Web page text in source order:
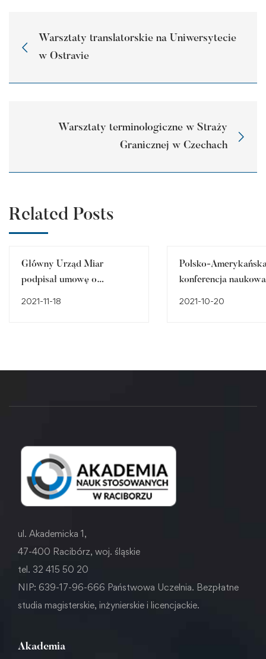
Warsztaty translatorskie na Uniwersytecie
w Ostravie
Warsztaty terminologiczne w Straży
Granicznej w Czechach
Related Posts
Główny Urząd Miar
podpisał umowę o
2021-11-18
Polsko-
konferencja naukowa
2021-10-20
ul. Akademicka 1,
47-400 Racibórz, woj. śląskie
tel. 32 415 50 20
NIP: 639-17-96-666 Państwowa Uczelnia. Bezpłatne
studia magisterskie, inżynierskie i licencjackie.
Akademia